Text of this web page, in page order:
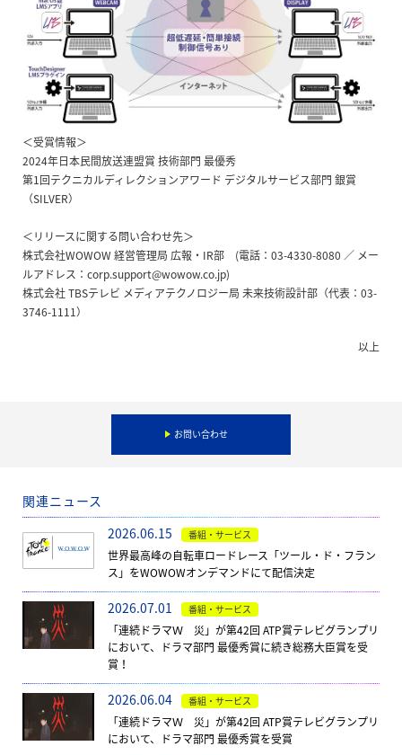
＜受賞情報＞
2024年日本民間放送連盟賞 技術部門 最優秀
第1回テクニカルディレクションアワード デジタルサービス部門 銀賞
（SILVER）
＜リリースに関する問い合わせ先＞
株式会社WOWOW 経営管理局 広報・IR部 (電話：03-4330-8080 ／ メー
ルアドレス：corp.support@wowow.co.jp)
株式会社 TBSテレビ メディアテクノロジー局 未来技術設計部（代表：03-
3746-1111）
以上
お問い合わせ
関連ニュース
2026.06.15
番組・サービス
世界最高峰の自転車ロードレース「ツール・ド・フラン
ス」をWOWOWオンデマンドにて配信決定
2026.07.01 番組・サービス
「連続ドラマＷ 災」が第42回 ATP賞テレビグランプリ
において、ドラマ部門 最優秀賞に続き総務大臣賞を受
賞！
2026.06.04 番組・サービス
「連続ドラマＷ 災」が第42回 ATP賞テレビグランプリ
において、ドラマ部門 最優秀賞を受賞